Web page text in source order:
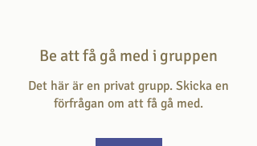
Be att få gå med i gruppen
Det här är en privat grupp. Skicka en
förfrågan om att få gå med.